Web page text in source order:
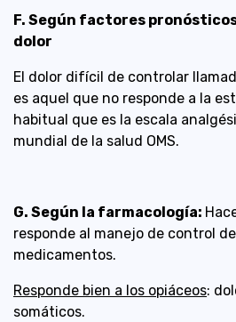
F. Según factores
dolor
El dolor difícil de controlar
es aquel que no responde a la
habitual que es la escala
mundial de la salud OMS.
G. Según la farmacología:
responde al manejo de control
medicamentos.
Responde bien a los opiáceos:
somáticos.